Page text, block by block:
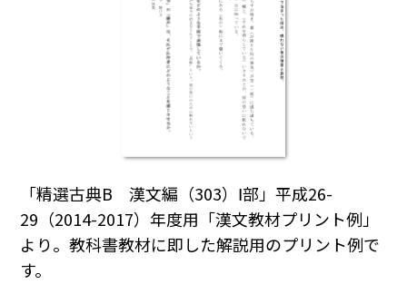
「精選古典B 漢文編（303）Ⅰ部」平成26-
29（2014-2017）年度用「漢文教材プリント例」
より。教科書教材に即した解説用のプリント例で
す。